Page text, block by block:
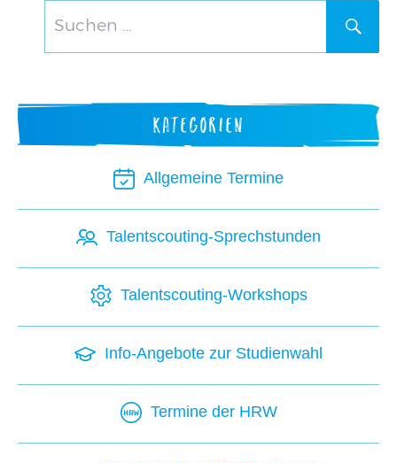
nach:
KATEGORIEN
Allgemeine Termine
Talentscouting-Sprechstunden
Talentscouting-Workshops
Info-Angebote zur Studienwahl
Termine der HRW